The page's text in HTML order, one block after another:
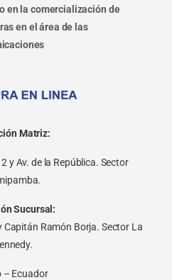
en la comercialización de
en el área de las
Matriz:
y Av. de la República. Sector
Sucursal:
Capitán Ramón Borja. Sector La
– Ecuador